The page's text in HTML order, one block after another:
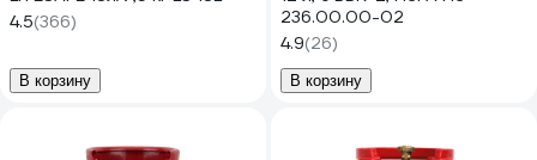
4.5(366)
В корзину
236.00.00-02
4.9(26)
В корзину